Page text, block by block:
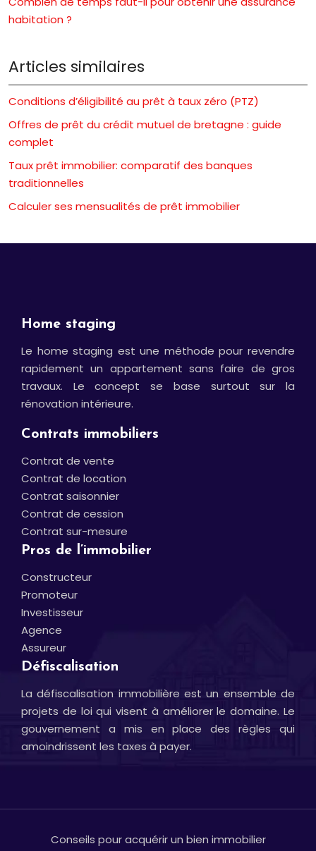
habitation ?
Articles similaires
Conditions d’éligibilité au prêt à taux zéro (PTZ)
Offres de prêt du crédit mutuel de bretagne : guide
complet
Taux prêt immobilier: comparatif des banques
traditionnelles
Calculer ses mensualités de prêt immobilier
Home staging
Le home staging est une méthode pour revendre
rapidement un appartement sans faire de gros
travaux. Le concept se base surtout sur la
rénovation intérieure.
Contrats immobiliers
Contrat de vente
Contrat de location
Contrat saisonnier
Contrat de cession
Contrat sur-mesure
Pros de l’immobilier
Constructeur
Promoteur
Investisseur
Agence
Assureur
Défiscalisation
La défiscalisation immobilière est un ensemble de
projets de loi qui visent à améliorer le domaine. Le
gouvernement a mis en place des règles qui
amoindrissent les taxes à payer.
Conseils pour acquérir un bien immobilier